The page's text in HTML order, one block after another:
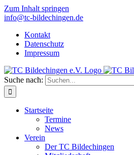
Zum Inhalt springen
info@tc-bildechingen.de
Kontakt
Datenschutz
Impressum
Suche nach:
Startseite
Termine
News
Verein
Der TC Bildechingen